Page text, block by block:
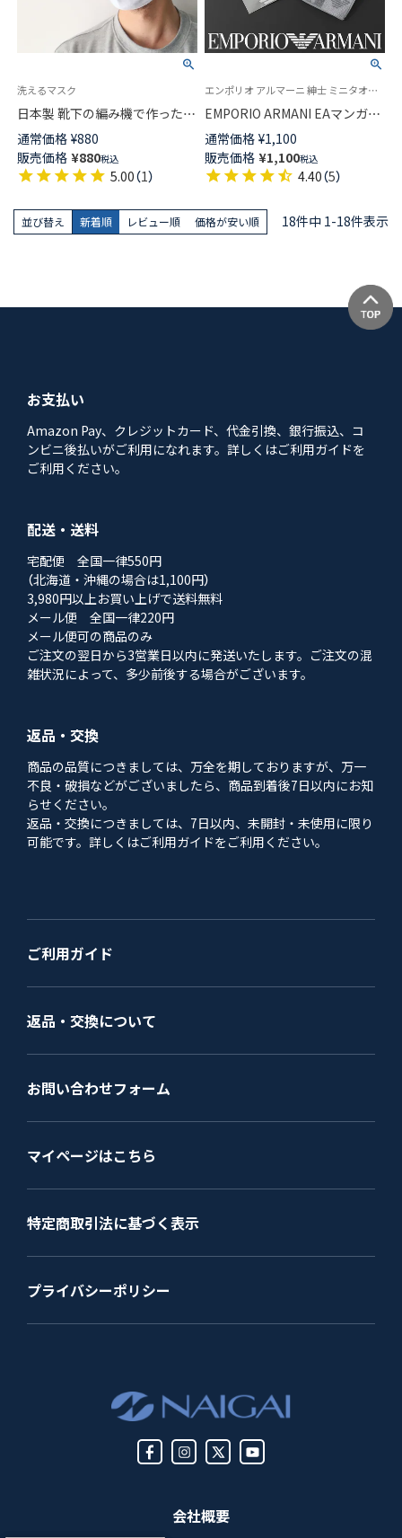
洗えるマスク
日本製 靴下の編み機で作った
肌に優しい ニットマスクポリジ
ン加工（抗菌防臭加工）洗えるマ
スク 綿100％ ぴったりフィット
男女兼用 ユニセックスゆうパケ
87800-001
通常価格 ¥880
販売価格 ¥880税込
5.00（1）
エンポリオ アルマーニ 紳士 ミニタオル ハンドタオル プレゼント
EMPORIO ARMANI EAマンガベ
ア タオルハンカチ 綿100％ 日本
製 メンズ 02340014
通常価格 ¥1,100
販売価格 ¥1,100税込
4.40（5）
並び替え 新着順 レビュー順 価格が安い順 18件中 1-18件表示
会社概要
お支払い
Amazon Pay、クレジットカード、代金引換、銀行振込、コ
ンビニ後払いがご利用になれます。詳しくはご利用ガイドを
ご利用ください。
配送・送料
宅配便 全国一律550円
（北海道・沖縄の場合は1,100円）
3,980円以上お買い上げで送料無料
メール便 全国一律220円
メール便可の商品のみ
ご注文の翌日から3営業日以内に発送いたします。ご注文の混
雑状況によって、多少前後する場合がございます。
返品・交換
商品の品質につきましては、万全を期しておりますが、万一
不良・破損などがございましたら、商品到着後7日以内にお知
らせください。
返品・交換につきましては、7日以内、未開封・未使用に限り
可能です。詳しくはご利用ガイドをご利用ください。
ご利用ガイド
返品・交換について
お問い合わせフォーム
マイページはこちら
特定商取引法に基づく表示
プライバシーポリシー